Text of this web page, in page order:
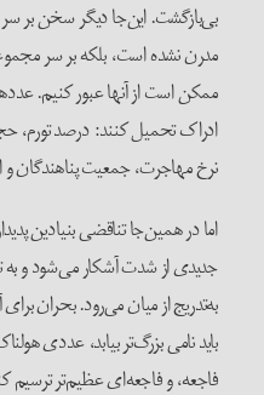
بی‌بازگشت. این‌جا دیگر سخن بر
مدرن نشده است، بلکه بر سر
ممکن است از آنها عبور کنیم.
ادراک تحمیل کنند: درصد
نرخ مهاجرت، جمعیت پناهندگان
اما در همین‌جا تناقضی بنیادین
جدیدی از شدت آشکار می‌شود و به
به‌تدریج از میان می‌رود. بحران برای
باید نامی بزرگ‌تر بیابد، عددی
فاجعه، و فاجعه‌ای عظیم‌تر ترسیم